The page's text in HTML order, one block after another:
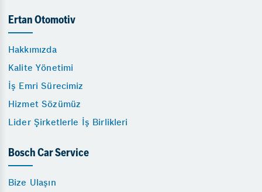
Ertan Otomotiv
Hakkımızda
Kalite Yönetimi
İş Emri Sürecimiz
Hizmet Sözümüz
Lider Şirketlerle İş Birlikleri
Bosch Car Service
Bize Ulaşın